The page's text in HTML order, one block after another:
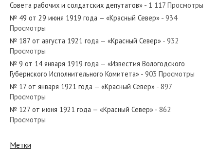
№ 5 от января 1977 года —
№ 46 от февраля 1986 года —
«Красный Север»
№ 83 от апреля 1963 года —
Совета рабочих и солдатских депутатов» - 1 117 Просмотры
№ 49 от 29 июня 1919 года — «Красный Север» - 934
Просмотры
№ 187 от августа 1921 года — «Красный Север» - 932
Просмотры
№ 9 от 14 января 1919 года — «Известия Вологодского
Губернского Исполнительного Комитета» - 903 Просмотры
№ 17 от января 1921 года — «Красный Север» - 897
Просмотры
№ 127 от июня 1921 года — «Красный Север» - 862
Просмотры
Метки